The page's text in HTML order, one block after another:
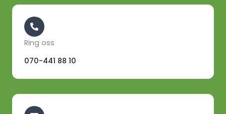
Ring oss
070-441 88 10